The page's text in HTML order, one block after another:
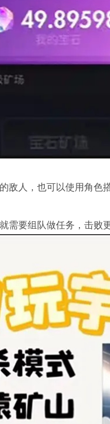
人，也可以使用角色
要组队做任务，击败